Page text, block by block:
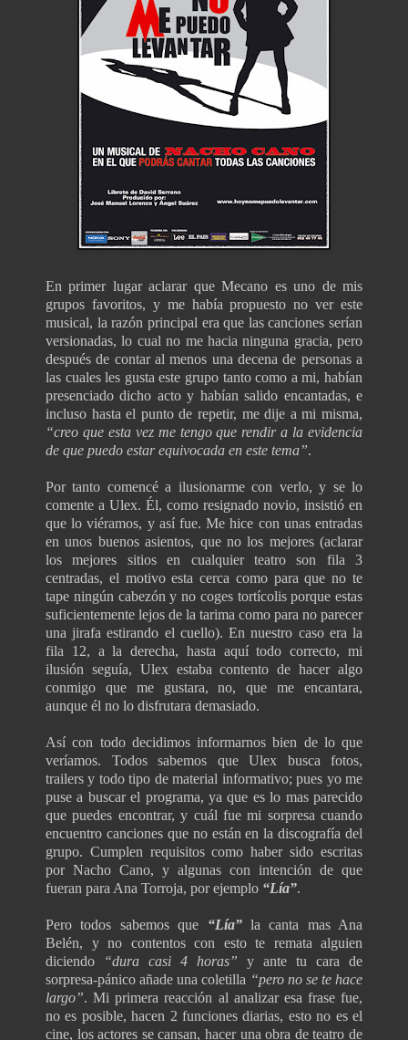
En primer lugar aclarar que Mecano es uno de mis
grupos favoritos, y me había propuesto no ver este
musical, la razón principal era que las canciones serían
versionadas, lo cual no me hacia ninguna gracia, pero
después de contar al menos una decena de personas a
las cuales les gusta este grupo tanto como a mi, habían
presenciado dicho acto y habían salido encantadas, e
incluso hasta el punto de repetir, me dije a mi misma,
“creo que esta vez me tengo que rendir a la evidencia
de que puedo estar equivocada en este tema”.
Por tanto comencé a ilusionarme con verlo, y se lo
comente a Ulex. Él, como resignado novio, insistió en
que lo viéramos, y así fue. Me hice con unas entradas
en unos buenos asientos, que no los mejores (aclarar
los mejores sitios en cualquier teatro son fila 3
centradas, el motivo esta cerca como para que no te
tape ningún cabezón y no coges tortícolis porque estas
suficientemente lejos de la tarima como para no parecer
una jirafa estirando el cuello). En nuestro caso era la
fila 12, a la derecha, hasta aquí todo correcto, mi
ilusión seguía, Ulex estaba contento de hacer algo
conmigo que me gustara, no, que me encantara,
aunque él no lo disfrutara demasiado.
Así con todo decidimos informarnos bien de lo que
veríamos. Todos sabemos que Ulex busca fotos,
trailers y todo tipo de material informativo; pues yo me
puse a buscar el programa, ya que es lo mas parecido
que puedes encontrar, y cuál fue mi sorpresa cuando
encuentro canciones que no están en la discografía del
grupo. Cumplen requisitos como haber sido escritas
por Nacho Cano, y algunas con intención de que
fueran para Ana Torroja, por ejemplo “Lía”.
Pero todos sabemos que “Lía”la canta mas Ana
Belén, y no contentos con esto te remata alguien
diciendo
“dura casi 4 horas” y ante tu cara de
sorpresa-pánico añade una coletilla “pero no se te hace
largo”. Mi primera reacción al analizar esa frase fue,
no es posible, hacen 2 funciones diarias, esto no es el
cine, los actores se cansan, hacer una obra de teatro de